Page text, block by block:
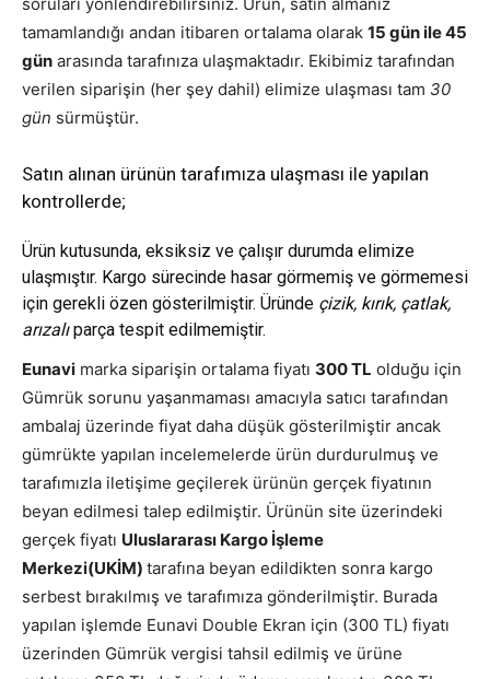
tamamlandığı andan itibaren ortalama olarak 15 gün ile 45
gün arasında tarafınıza ulaşmaktadır. Ekibimiz tarafından
verilen siparişin (her şey dahil) elimize ulaşması tam 30
gün sürmüştür.
Satın alınan ürünün tarafımıza ulaşması ile yapılan
kontrollerde;
Ürün kutusunda, eksiksiz ve çalışır durumda elimize
ulaşmıştır. Kargo sürecinde hasar görmemiş ve görmemesi
için gerekli özen gösterilmiştir. Üründe çizik, kırık, çatlak,
arızalıparça tespit edilmemiştir.
Eunavi marka siparişin ortalama fiyatı 300 TL olduğu için
Gümrük sorunu yaşanmaması amacıyla satıcı tarafından
ambalaj üzerinde fiyat daha düşük gösterilmiştir ancak
gümrükte yapılan incelemelerde ürün durdurulmuş ve
tarafımızla iletişime geçilerek ürünün gerçek fiyatının
beyan edilmesi talep edilmiştir. Ürünün site üzerindeki
gerçek fiyatı Uluslararası Kargo İşleme
Merkezi(UKİM) tarafına beyan edildikten sonra kargo
serbest bırakılmış ve tarafımıza gönderilmiştir. Burada
yapılan işlemde Eunavi Double Ekran için (300 TL) fiyatı
üzerinden Gümrük vergisi tahsil edilmiş ve ürüne